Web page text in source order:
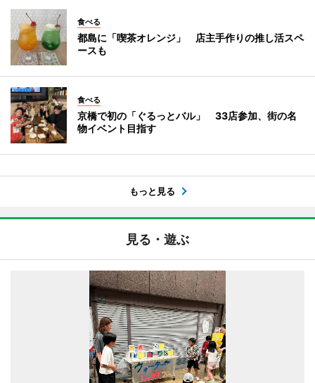
食べる
都島に「喫茶オレンジ」 店主手作りの推し活スペ
ースも
食べる
京橋で初の「ぐるっとバル」 33店参加、街の名
物イベント目指す
もっと見る
見る・遊ぶ